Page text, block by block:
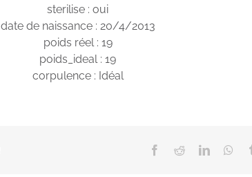
sterilise : oui
date de naissance : 20/4/2013
poids réel : 19
poids_ideal : 19
corpulence : Idéal
Facebook
RedditLinkedIn